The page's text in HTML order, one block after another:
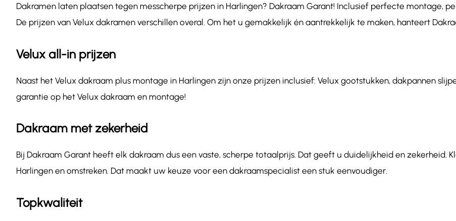
Dakramen laten plaatsen tegen messcherpe prijzen in Harlingen? Dakraam Garant! Inclusief perfecte montage,
De prijzen van Velux dakramen verschillen overal. Om het u gemakkelijk én aantrekkelijk te maken, hanteert
Velux all-in prijzen
Naast het Velux dakraam plus montage in Harlingen zijn onze prijzen inclusief: Velux gootstukken, dakpannen
garantie op het Velux dakraam en montage!
Dakraam met zekerheid
Bij Dakraam Garant heeft elk dakraam dus een vaste, scherpe totaalprijs. Dat geeft u duidelijkheid en zekerheid.
Harlingen en omstreken. Dat maakt uw keuze voor een dakraamspecialist een stuk eenvoudiger.
Topkwaliteit